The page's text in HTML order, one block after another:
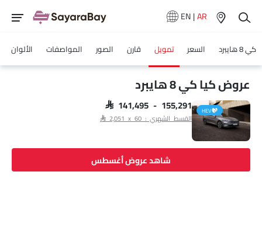
EN|AR
كي 8 هايبرد السعر تمويل قارن الصور المواصفات الألوان
عروض كيا كي 8 هايبرد
HEV
SAR 141,495 - 155,291
القسط الشهري : SAR 2,051 x 60
شاهد عروض أغسطس